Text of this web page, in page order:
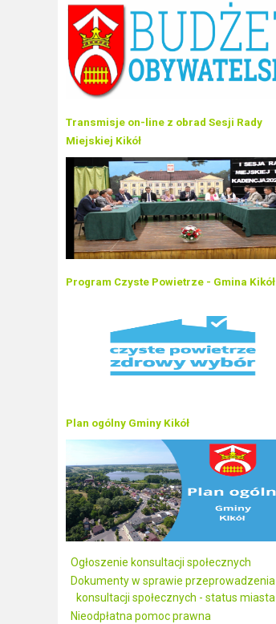
Transmisje on-line z obrad Sesji Rady
Miejskiej Kikół
Program Czyste Powietrze - Gmina Kikół
Plan ogólny Gminy Kikół
Ogłoszenie konsultacji społecznych
Dokumenty w sprawie przeprowadzenia
konsultacji społecznych - status miasta
Nieodpłatna pomoc prawna